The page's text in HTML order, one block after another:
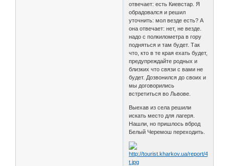
отвечает: есть Киевстар. Я
обрадовался и решил
уточнить: мол везде есть? А
она отвечает: нет, не везде.
надо с полкилометра в гору
подняться и там будет. Так
что, кто в те края ехать будет,
предупреждайте родных и
близких что связи с вами не
будет. Дозвонился до своих и
мы договорились
встретиться во Львове.
Выехав из села решили
искать место для лагеря.
Нашли, но пришлось вброд
Белый Черемош переходить.